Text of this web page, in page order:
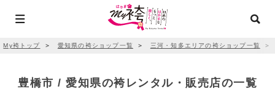
My袴トップ ＞ 愛知県の袴ショップ一覧 ＞ 三河・知多エリアの袴ショップ一覧 ＞
豊橋市 / 愛知県の袴レンタル・販売店の一覧